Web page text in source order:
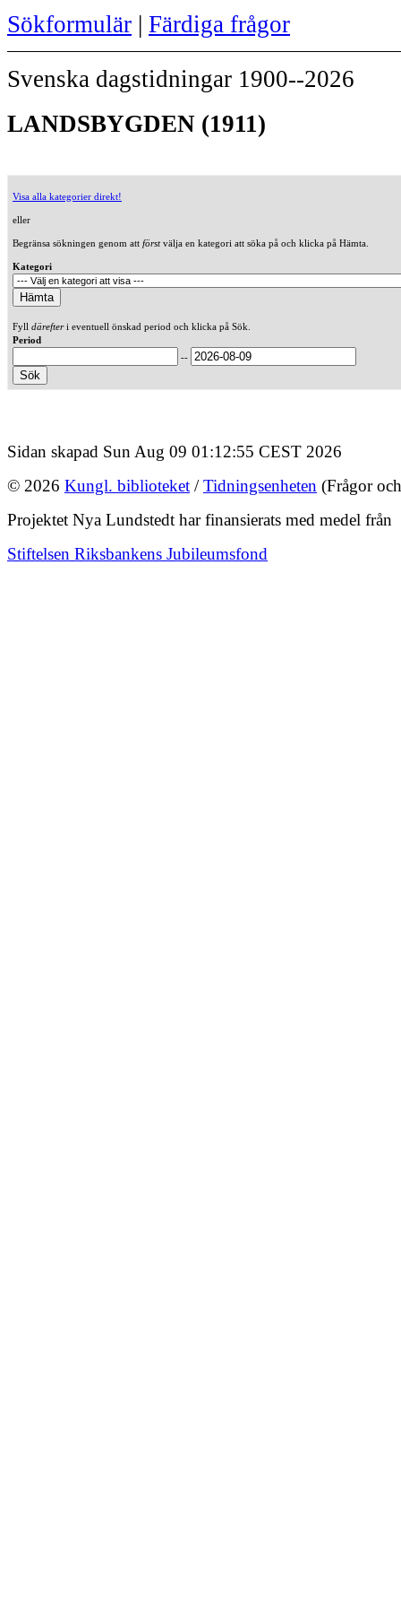
Sökformulär | Färdiga frågor
Svenska dagstidningar 1900--2026
LANDSBYGDEN (1911)
Visa alla kategorier direkt!
eller
Begränsa sökningen genom att förstvälja en kategori att söka på och klicka på Hämta.
Kategori
Fyll därefteri eventuell önskad period och klicka på Sök.
Period
--
Sidan skapad Sun Aug 09 01:12:55 CEST 2026
© 2026 Kungl. biblioteket /Tidningsenheten (Frågor
Projektet Nya Lundstedt har finansierats med medel från
Stiftelsen Riksbankens Jubileumsfond